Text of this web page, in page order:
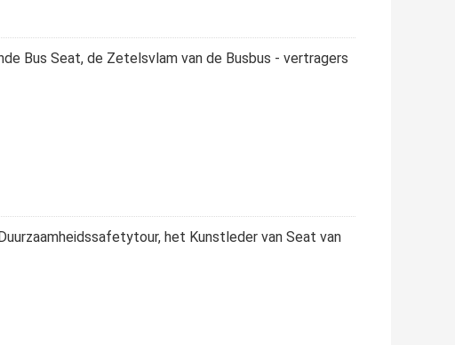
Bus Seat, de Zetelsvlam van de Busbus - vertragers
het Kunstleder van Seat van